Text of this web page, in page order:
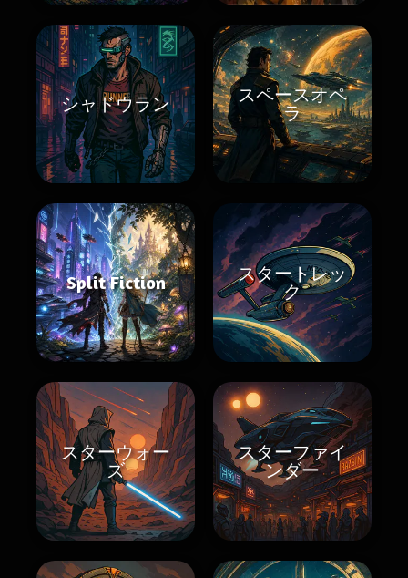
シャドウラン
スペースオペ
ラ
Split Fiction
スタートレッ
ク
スターウォー
ズ
スターファイ
ンダー